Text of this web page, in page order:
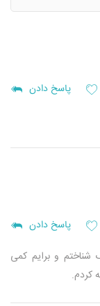
پاسخ دادن
پاسخ دادن
شناختم و برایم کمی
کردم.